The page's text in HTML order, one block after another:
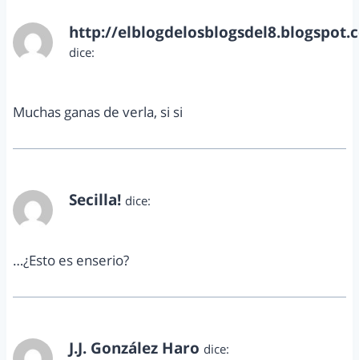
http://
dice:
Muchas ganas de verla, si si
Secilla! dice:
…¿Esto es enserio?
J.J. González Haro dice: